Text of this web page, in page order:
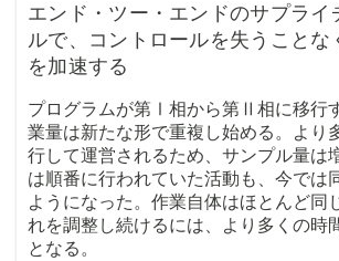
エンド・ツー・エンドのサプライ
ルで、コントロールを失うことな
を加速する
プログラムが第Ⅰ相から第Ⅱ相に移行
業量は新たな形で重複し始める。より
行して運営されるため、サンプル量は
は順番に行われていた活動も、今では
ようになった。作業自体はほとんど同
れを調整し続けるには、より多くの時
となる。